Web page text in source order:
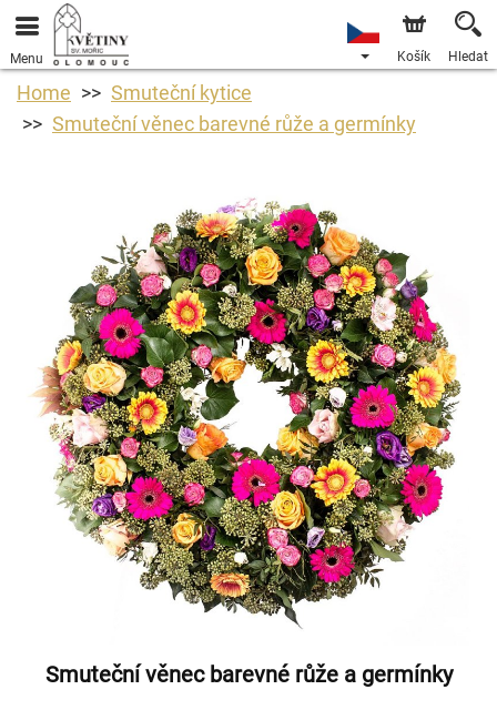
Menu Košík Hledat
Home
Smuteční kytice
Smuteční věnec barevné růže a germínky
Smuteční věnec barevné růže a germínky